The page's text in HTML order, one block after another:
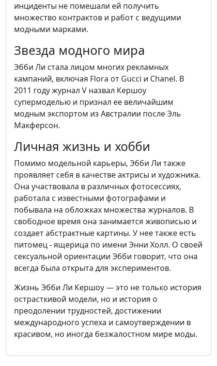
инциденты не помешали ей получить
множество контрактов и работ с ведущими
модными марками.
Звезда модного мира
Эбби Ли стала лицом многих рекламных
кампаний, включая Flora от Gucci и Chanel. В
2011 году журнал V назвал Кершоу
супермоделью и признал ее величайшим
модным экспортом из Австралии после Эль
Макферсон.
Личная жизнь и хобби
Помимо модельной карьеры, Эбби Ли также
проявляет себя в качестве актрисы и художника.
Она участвовала в различных фотосессиях,
работала с известными фотографами и
побывала на обложках множества журналов. В
свободное время она занимается живописью и
создает абстрактные картины. У нее также есть
питомец - ящерица по имени Энни Холл. О своей
сексуальной ориентации Эбби говорит, что она
всегда была открыта для экспериментов.
Жизнь Эбби Ли Кершоу — это не только история
острасткивой модели, но и история о
преодолении трудностей, достижении
международного успеха и самоутверждении в
красивом, но иногда безжалостном мире моды.